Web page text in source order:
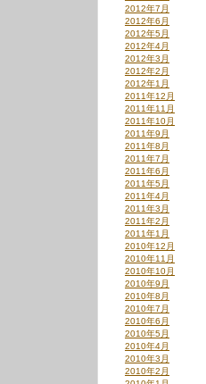
2012年7月
2012年6月
2012年5月
2012年4月
2012年3月
2012年2月
2012年1月
2011年12月
2011年11月
2011年10月
2011年9月
2011年8月
2011年7月
2011年6月
2011年5月
2011年4月
2011年3月
2011年2月
2011年1月
2010年12月
2010年11月
2010年10月
2010年9月
2010年8月
2010年7月
2010年6月
2010年5月
2010年4月
2010年3月
2010年2月